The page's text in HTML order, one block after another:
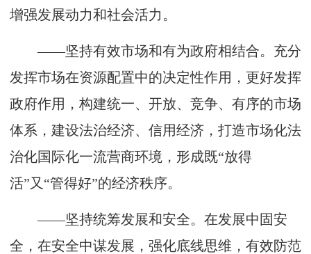
增强发展动力和社会活力。
——坚持有效市场和有为政府相结合。充分
发挥市场在资源配置中的决定性作用，更好发挥
政府作用，构建统一、开放、竞争、有序的市场
体系，建设法治经济、信用经济，打造市场化法
治化国际化一流营商环境，形成既“放得
活”又“管得好”的经济秩序。
——坚持统筹发展和安全。在发展中固安
全，在安全中谋发展，强化底线思维，有效防范